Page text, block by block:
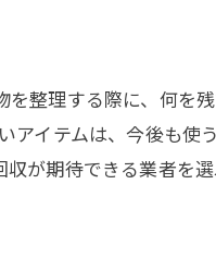
整理する際に、何を
アイテムは、今後も使
が期待できる業者を